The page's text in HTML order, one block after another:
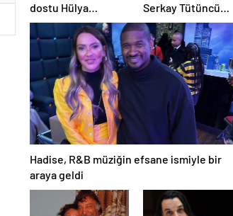
dostu Hülya
Koçyiğit’e dava açtı
Serkay Tütüncü
ilişkilerinin 1. yılını
kutladı
Hadise, R&B müziğin efsane ismiyle bir
araya geldi